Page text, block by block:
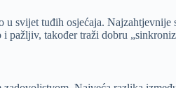
svijet tuđih osjećaja.
također traži dobru